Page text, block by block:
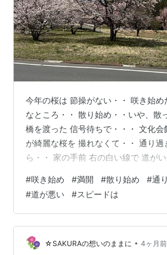
今年の桜は 節操がない・・ 咲き始め
なところ・・ 散り始め・・いや、散
橋を渡った 信号待ちで・・・ 文化会
が綺麗な桜を 撮れなくて・・ 通り
ら・・ 家の手前 右の白い線で 道が
#咲き始め #満開 #散り始め #通
#道が悪い #スピードは
☆SAKURAの想いのままに • 4ヶ月前